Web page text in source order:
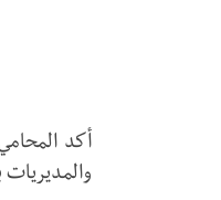
أكد